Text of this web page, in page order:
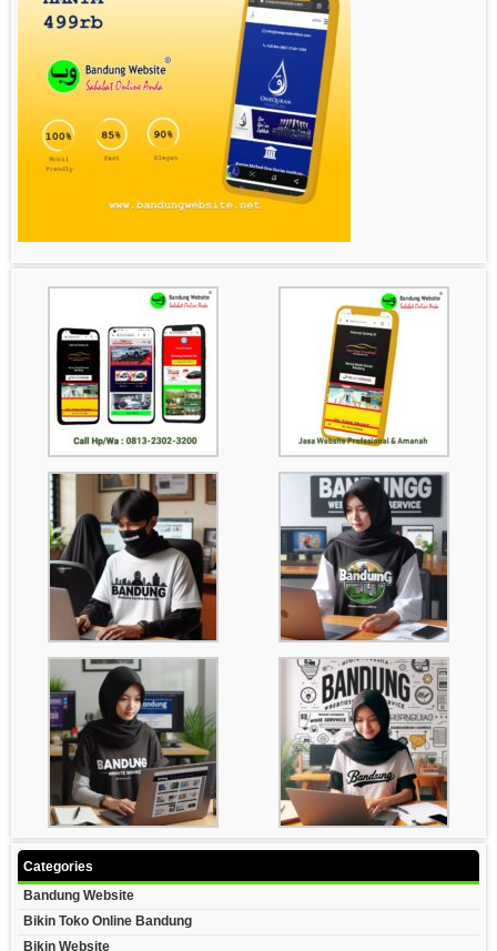
Categories
Bandung Website
Bikin Toko Online Bandung
Bikin Website